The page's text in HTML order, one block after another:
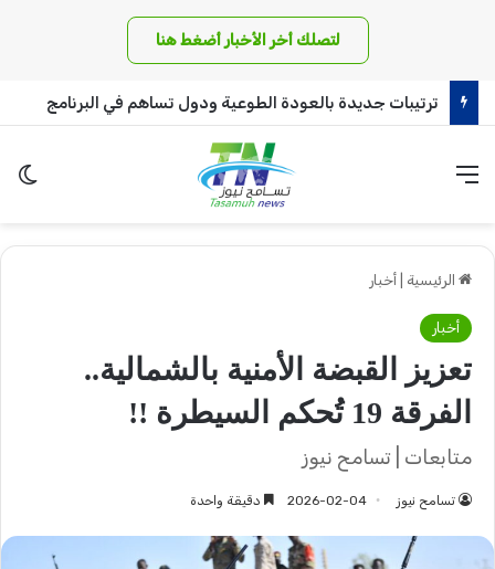
لتصلك أخر الأخبار أضغط هنا
ترتيبات جديدة بالعودة الطوعية ودول تساهم في البرنامج
القائمة
الرئيسية أخبار
أخبار
تعزيز القبضة الأمنية بالشمالية..
الفرقة 19 تُحكم السيطرة !!
متابعات | تسامح نيوز
تسامح نيوز 2026-02-04 دقيقة واحدة